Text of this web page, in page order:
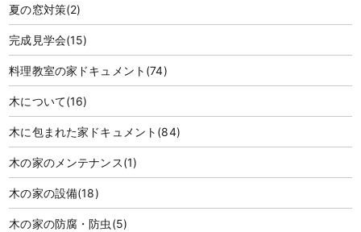
夏の窓対策(2)
完成見学会(15)
料理教室の家ドキュメント (74)
木について(16)
木に包まれた家ドキュメント (84)
木の家のメンテナンス(1)
木の家の設備(18)
木の家の防腐・防虫 (5)